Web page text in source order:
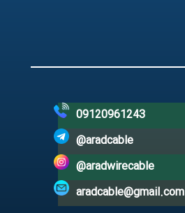
09120961243
@aradcable
@aradwirecable
aradcable@gmail.com